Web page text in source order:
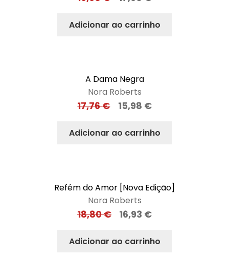
Adicionar ao carrinho
A Dama Negra
Nora Roberts
17,76€ 15,98 €
Adicionar ao carrinho
Refém do Amor [Nova Edição]
Nora Roberts
18,80€ 16,93 €
Adicionar ao carrinho